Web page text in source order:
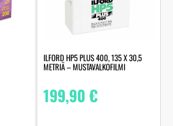
ILFORD HP5 PLUS 400, 135 X 30,5
METRIÄ – MUSTAVALKOFILMI
199,90€